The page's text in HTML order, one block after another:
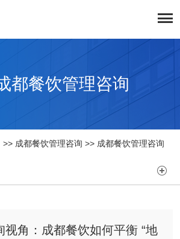
都餐饮管理咨询
>> 成都餐饮管理咨询 >> 成都餐饮管理咨询

视角：成都餐饮如何平衡 “地